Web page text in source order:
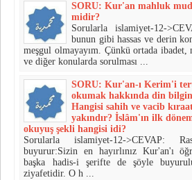
SORU: Kur'an mahluk
midir?
Sorularla islamiyet-12-
bunun gibi hassas ve derin
meşgul olmayayım. Çünkü ortada
ve diğer konularda sorulması ...
SORU: Kur'an-ı Kerim'i
okumak hakkında din
Hangisi sahih ve vacib
yakındır? İslâm'ın ilk
okuyuş şekli han­gisi idi?
Sorularla islamiyet-12->CEVAP:
buyurur:Sizin en hayırlınız Kur'an'ı
başka hadis-i şerifte de şöyle
ziyafetidir. O h ...